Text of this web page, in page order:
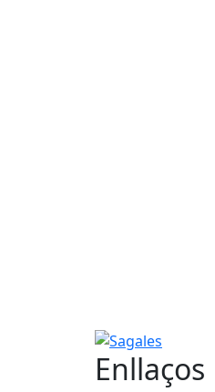
Sagales
Enllaços